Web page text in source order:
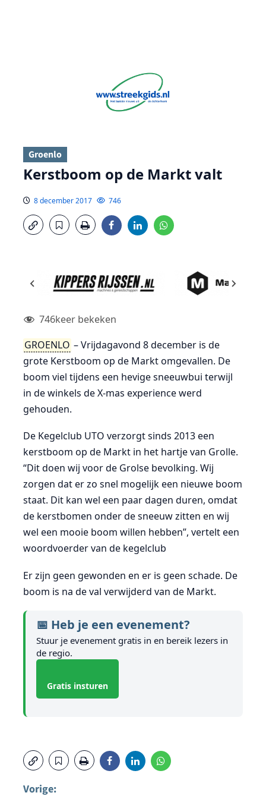
Groenlo
Kerstboom op de Markt valt
8 december 2017 746
746keer bekeken
GROENLO – Vrijdagavond 8 december is de
grote Kerstboom op de Markt omgevallen. De
boom viel tijdens een hevige sneeuwbui terwijl
in de winkels de X-mas experience werd
gehouden.
De Kegelclub UTO verzorgt sinds 2013 een
kerstboom op de Markt in het hartje van Grolle.
“Dit doen wij voor de Grolse bevolking. Wij
zorgen dat er zo snel mogelijk een nieuwe boom
staat. Dit kan wel een paar dagen duren, omdat
de kerstbomen onder de sneeuw zitten en wij
wel een mooie boom willen hebben”, vertelt een
woordvoerder van de kegelclub
Er zijn geen gewonden en er is geen schade. De
boom is na de val verwijderd van de Markt.
📅 Heb je een evenement?
Stuur je evenement gratis in en bereik lezers in
de regio.
Gratis insturen
Vorige: